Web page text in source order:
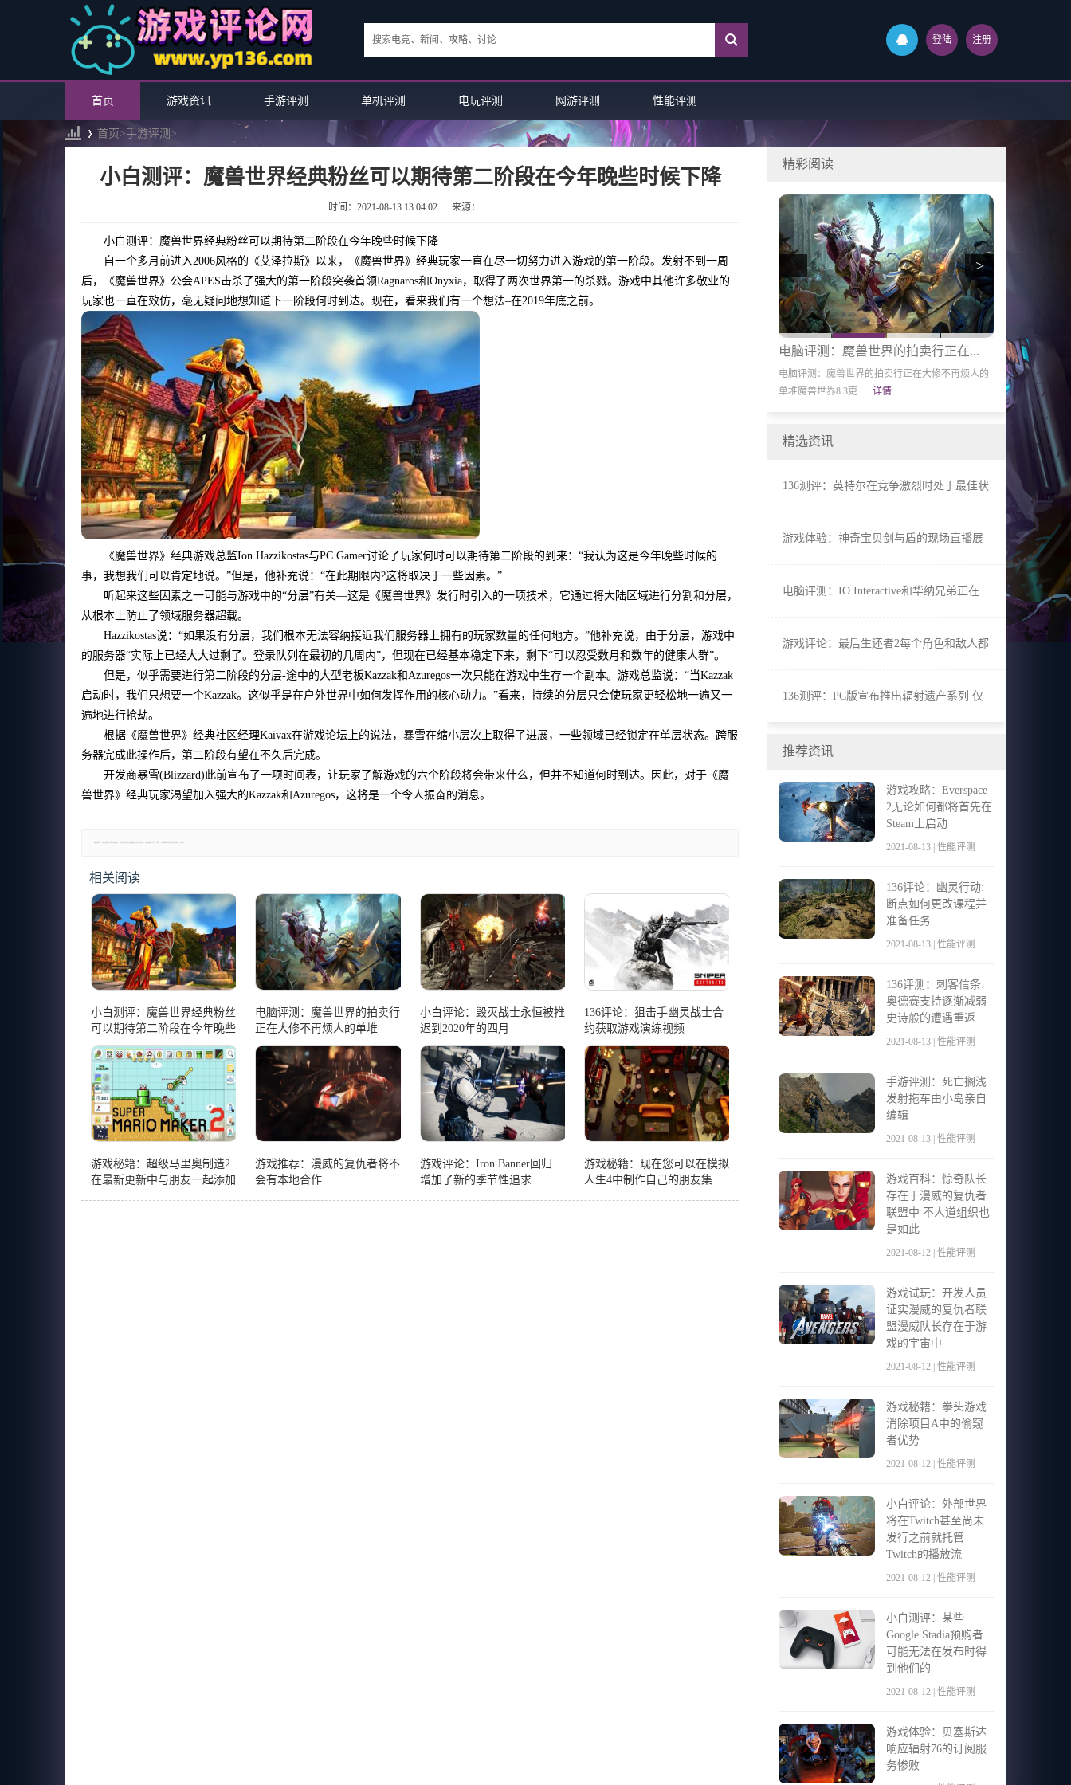
登陆 注册
首页 游戏资讯 手游评测 单机评测 电玩评测 网游评测 性能评测
首页>手游评测 >
小白测评：魔兽世界经典粉丝可以期待第二阶段在今年晚些时候下降
时间：2021-08-13 13:04:02 来源：
小白测评：魔兽世界经典粉丝可以期待第二阶段在今年晚些时候下降
自一个多月前进入2006风格的《艾泽拉斯》以来，《魔兽世界》经典玩家一直在尽一切努力进入游戏的第一阶段。发射不到一周
后，《魔兽世界》公会APES击杀了强大的第一阶段突袭首领Ragnaros和Onyxia，取得了两次世界第一的杀戮。游戏中其他许多敬业的
玩家也一直在效仿，毫无疑问地想知道下一阶段何时到达。现在，看来我们有一个想法–在2019年底之前。
《魔兽世界》经典游戏总监Ion Hazzikostas与PC Gamer讨论了玩家何时可以期待第二阶段的到来：“我认为这是今年晚些时候的
事，我想我们可以肯定地说。”但是，他补充说：“在此期限内?这将取决于一些因素。”
听起来这些因素之一可能与游戏中的“分层”有关—这是《魔兽世界》发行时引入的一项技术，它通过将大陆区域进行分割和分层，
从根本上防止了领域服务器超载。
Hazzikostas说：“如果没有分层，我们根本无法容纳接近我们服务器上拥有的玩家数量的任何地方。”他补充说，由于分层，游戏中
的服务器“实际上已经大大过剩了。登录队列在最初的几周内”，但现在已经基本稳定下来，剩下“可以忍受数月和数年的健康人群”。
但是，似乎需要进行第二阶段的分层-途中的大型老板Kazzak和Azuregos一次只能在游戏中生存一个副本。游戏总监说：“当Kazzak
启动时，我们只想要一个Kazzak。这似乎是在户外世界中如何发挥作用的核心动力。”看来，持续的分层只会使玩家更轻松地一遍又一
遍地进行抢劫。
根据《魔兽世界》经典社区经理Kaivax在游戏论坛上的说法，暴雪在缩小层次上取得了进展，一些领域已经锁定在单层状态。跨服
务器完成此操作后，第二阶段有望在不久后完成。
开发商暴雪(Blizzard)此前宣布了一项时间表，让玩家了解游戏的六个阶段将会带来什么，但并不知道何时到达。因此，对于《魔
兽世界》经典玩家渴望加入强大的Kazzak和Azuregos，这将是一个令人振奋的消息。
相关阅读
小白测评：魔兽世界经典粉丝
可以期待第二阶段在今年晚些
时候下降
电脑评测：魔兽世界的拍卖行
正在大修不再烦人的单堆
小白评论：毁灭战士永恒被推
迟到2020年的四月
136评论：狙击手幽灵战士合
约获取游戏演练视频
游戏秘籍：超级马里奥制造2
在最新更新中与朋友一起添加
游戏推荐：漫威的复仇者将不
会有本地合作
游戏评论：Iron Banner回归
增加了新的季节性追求
游戏秘籍：现在您可以在模拟
人生4中制作自己的朋友集
精彩阅读
电脑评测：魔兽世界的拍卖行正在...
电脑评测：魔兽世界的拍卖行正在大修不再烦人的
单堆魔兽世界8 3更...
详情
小白评论：
小白评论：毁灭
如今天的《毁灭
>
精选资讯
136测评：英特尔在竞争激烈时处于最佳状
游戏体验：神奇宝贝剑与盾的现场直播展
电脑评测：IO Interactive和华纳兄弟正在
游戏评论：最后生还者2每个角色和敌人都
136测评：PC版宣布推出辐射遗产系列 仅
推荐资讯
游戏攻略：Everspace
2无论如何都将首先在
Steam上启动
2021-08-13 | 性能评测
136评论：幽灵行动:
断点如何更改课程并
准备任务
2021-08-13 | 性能评测
136评测：刺客信条:
奥德赛支持逐渐减弱
史诗般的遭遇重返
2021-08-13 | 性能评测
手游评测：死亡搁浅
发射拖车由小岛亲自
编辑
2021-08-13 | 性能评测
游戏百科：惊奇队长
存在于漫威的复仇者
联盟中 不人道组织也
是如此
2021-08-12 | 性能评测
游戏试玩：开发人员
证实漫威的复仇者联
盟漫威队长存在于游
戏的宇宙中
2021-08-12 | 性能评测
游戏秘籍：拳头游戏
消除项目A中的偷窥
者优势
2021-08-12 | 性能评测
小白评论：外部世界
将在Twitch甚至尚未
发行之前就托管
Twitch的播放流
2021-08-12 | 性能评测
小白测评：某些
Google Stadia预购者
可能无法在发布时得
到他们的
2021-08-12 | 性能评测
游戏体验：贝塞斯达
响应辐射76的订阅服
务惨败